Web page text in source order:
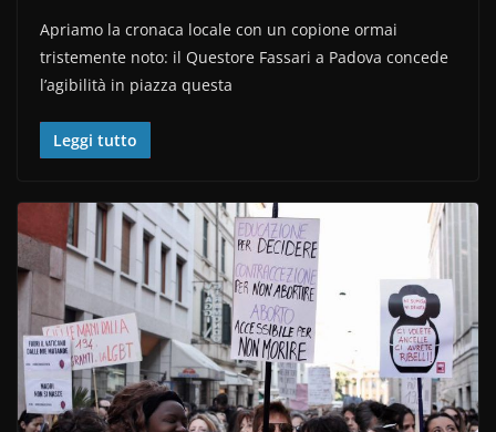
c
e
b
o
k
itt
er
n
di
Apriamo la cronaca locale con un copione ormai
tristemente noto: il Questore Fassari a Padova concede
l’agibilità in piazza questa
Leggi tutto